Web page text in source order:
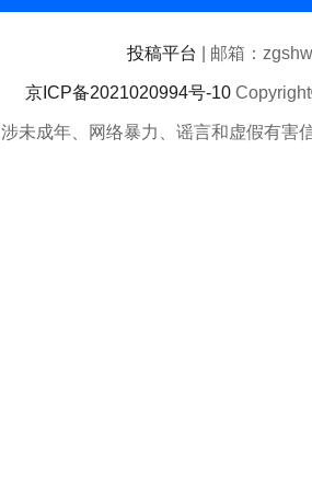
投稿平台 | 邮箱：
京ICP备2021020994号-10
未成年、网络暴力、谣言和虚假有